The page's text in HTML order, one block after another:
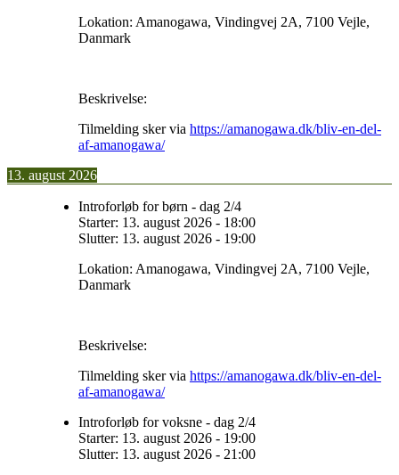
Lokation: Amanogawa, Vindingvej 2A, 7100 Vejle,
Danmark
Beskrivelse:
Tilmelding sker via https://amanogawa.dk/bliv-en-del-
af-amanogawa/
13. august 2026
Introforløb for børn - dag 2/4
Starter: 13. august 2026 - 18:00
Slutter: 13. august 2026 - 19:00
Lokation: Amanogawa, Vindingvej 2A, 7100 Vejle,
Danmark
Beskrivelse:
Tilmelding sker via https://amanogawa.dk/bliv-en-del-
af-amanogawa/
Introforløb for voksne - dag 2/4
Starter: 13. august 2026 - 19:00
Slutter: 13. august 2026 - 21:00